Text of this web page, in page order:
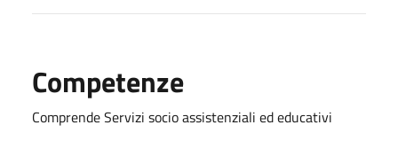
Competenze
Comprende Servizi socio assistenziali ed educativi